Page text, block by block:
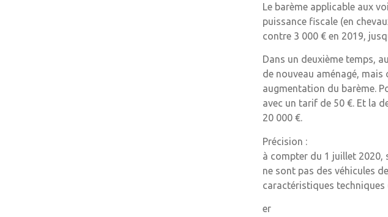
Le barème applicable aux
puissance fiscale (en
contre 3 000 € en 2019,
Dans un deuxième temps,
de nouveau aménagé,
augmentation du barème.
avec un tarif de 50 €. Et la
20 000 €.
Précision :
à compter du 1 juillet 2020,
ne sont pas des véhicules
caractéristiques
er